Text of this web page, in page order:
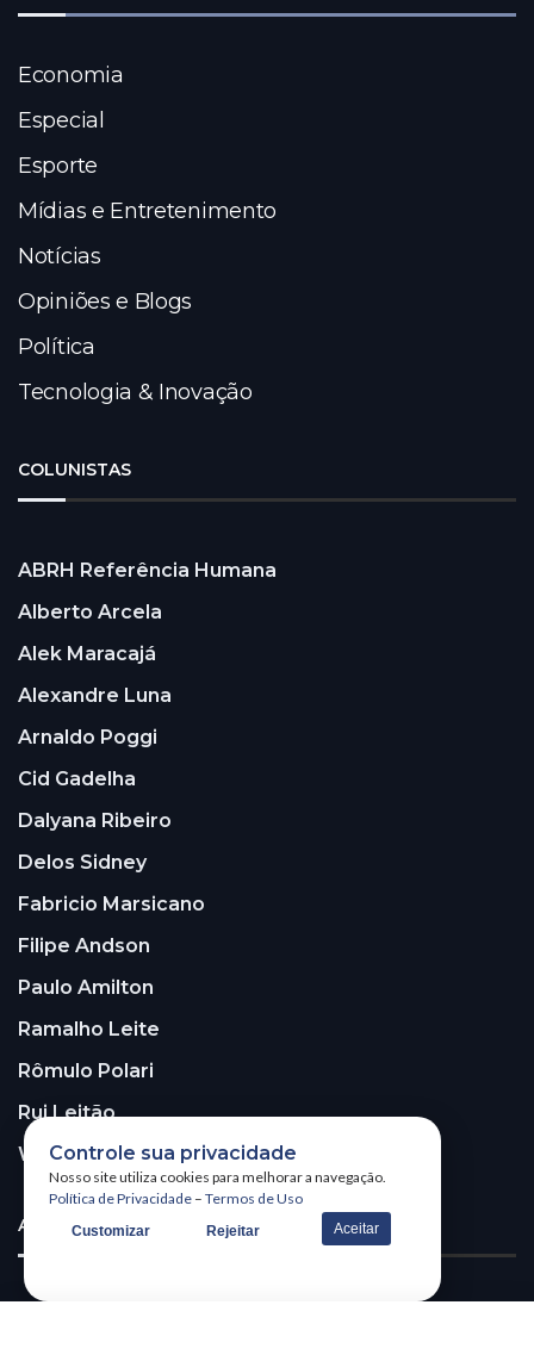
Economia
Especial
Esporte
Mídias e Entretenimento
Notícias
Opiniões e Blogs
Política
Tecnologia & Inovação
COLUNISTAS
ABRH Referência Humana
Alberto Arcela
Alek Maracajá
Alexandre Luna
Arnaldo Poggi
Cid Gadelha
Dalyana Ribeiro
Delos Sidney
Fabricio Marsicano
Filipe Andson
Paulo Amilton
Ramalho Leite
Rômulo Polari
Rui Leitão
Walter Santos
ASSINE A NOSSA NEWSLETTER!
Controle sua privacidade
Nosso site utiliza cookies para melhorar a navegação.
Política de Privacidade – Termos de Uso
Customizar Rejeitar Aceitar